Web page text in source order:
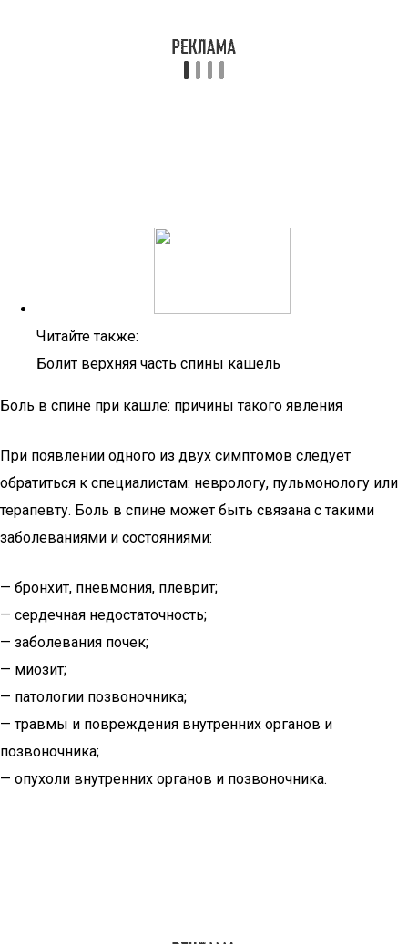
Читайте также:
Болит верхняя часть спины кашель
Боль в спине при кашле: причины такого явления
При появлении одного из двух симптомов следует
обратиться к специалистам: неврологу, пульмонологу или
терапевту. Боль в спине может быть связана с такими
заболеваниями и состояниями:
— бронхит, пневмония, плеврит;
— сердечная недостаточность;
— заболевания почек;
— миозит;
— патологии позвоночника;
— травмы и повреждения внутренних органов и
позвоночника;
— опухоли внутренних органов и позвоночника.